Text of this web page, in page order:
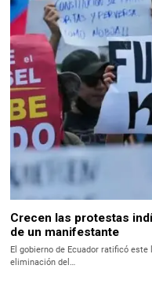
Crecen las protestas
de un manifestante
El gobierno de Ecuador ratificó
eliminación del…